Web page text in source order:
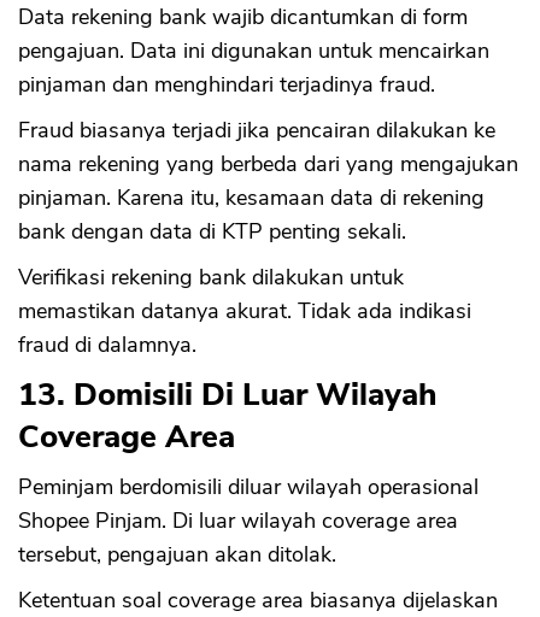
Data rekening bank wajib dicantumkan di form
pengajuan. Data ini digunakan untuk mencairkan
pinjaman dan menghindari terjadinya fraud.
Fraud biasanya terjadi jika pencairan dilakukan ke
nama rekening yang berbeda dari yang mengajukan
pinjaman. Karena itu, kesamaan data di rekening
bank dengan data di KTP penting sekali.
Verifikasi rekening bank dilakukan untuk
memastikan datanya akurat. Tidak ada indikasi
fraud di dalamnya.
13. Domisili Di Luar Wilayah
Coverage Area
Peminjam berdomisili diluar wilayah operasional
Shopee Pinjam. Di luar wilayah coverage area
tersebut, pengajuan akan ditolak.
Ketentuan soal coverage area biasanya dijelaskan